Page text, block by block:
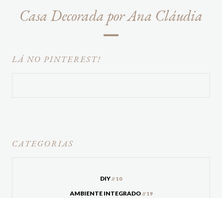
Casa Decorada por Ana Cláudia
LÁ NO PINTEREST!
CATEGORIAS
DIY// 10
AMBIENTE INTEGRADO // 19